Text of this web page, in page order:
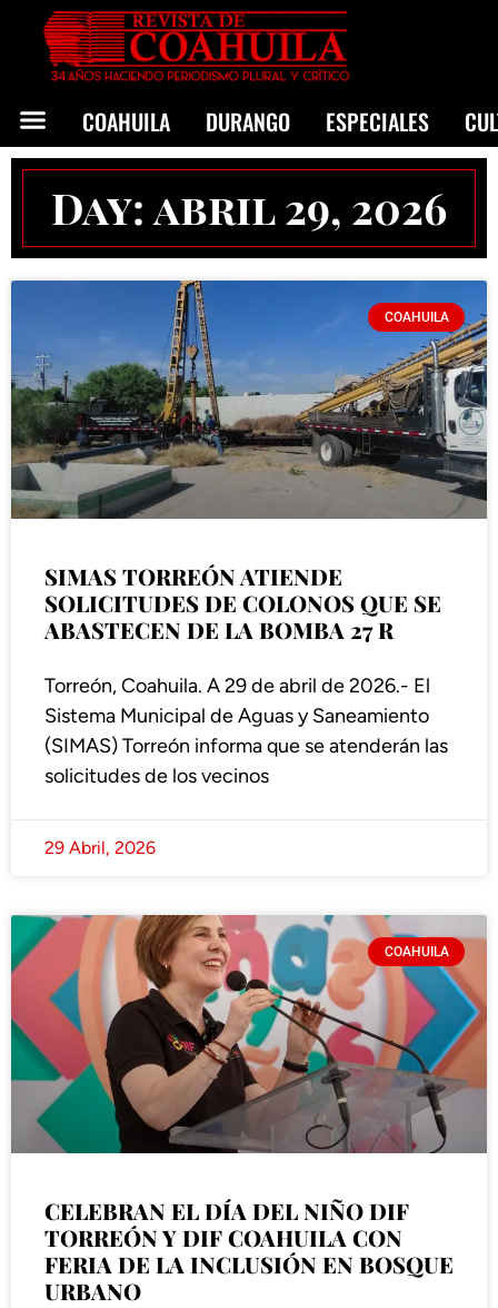
COAHUILA DURANGO ESPECIALES
Day: abril 29, 2026
COAHUILA
SIMAS TORREÓN ATIENDE
SOLICITUDES DE COLONOS QUE SE
ABASTECEN DE LA BOMBA 27 R
Torreón, Coahuila. A 29 de abril de 2026.- El
Sistema Municipal de Aguas y Saneamiento
(SIMAS) Torreón informa que se atenderán las
solicitudes de los vecinos
29 Abril, 2026
COAHUILA
CELEBRAN EL DÍA DEL NIÑO DIF
TORREÓN Y DIF COAHUILA CON
FERIA DE LA INCLUSIÓN EN BOSQUE
URBANO